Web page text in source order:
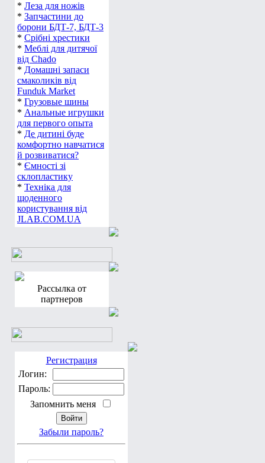
* Леза для ножів
* Запчастини до
борони БДТ-7, БДТ-3
* Срібні хрестики
* Меблі для дитячої
від Chado
* Домашні запаси
смаколиків від
Funduk Market
* Грузовые шины
* Анальные игрушки
для первого опыта
* Де дитині буде
комфортно навчатися
й розвиватися?
* Ємності зі
склопластику
* Техніка для
щоденного
користування від
JLAB.COM.UA
Рассылка от
партнеров
Регистрация
Логин:
Пароль:
Запомнить меня
Забыли пароль?